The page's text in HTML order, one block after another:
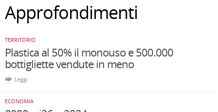
DELLE IDEE FATTI DELLO SPIRITO CCCVA
Approfondimenti
TERRITORIO
Plastica al 50% il monouso e 500.000
bottigliette vendute in meno
Leggi
ECONOMIA